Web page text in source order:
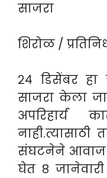
साजरा
शिरोळ /
२४ डिसेंबर हा
साजरा केला
अपरिहार्य
नाही.त्यासाठी
संघटनेने आवाज
घेत ८